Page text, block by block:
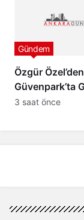
Özgür
Güvenpark’ta
Ziyaret ve
Gündem
3 saat önce